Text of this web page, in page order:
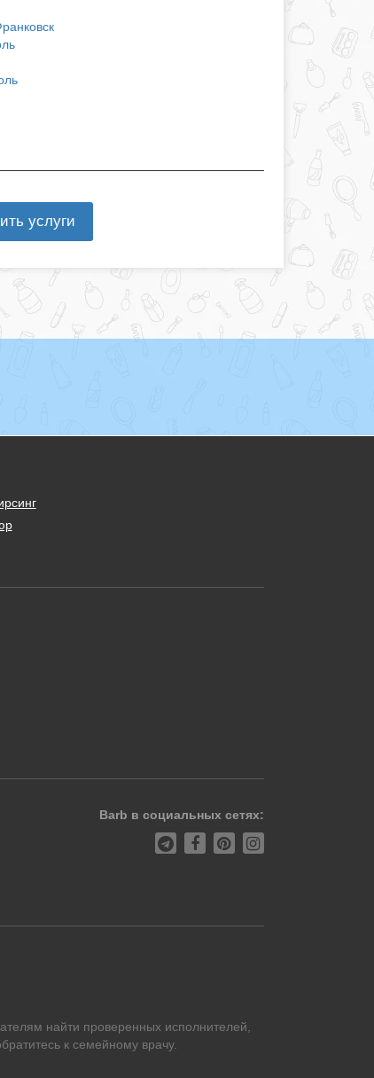
услуги
Barb в социальных сетях:
найти проверенных исполнителей,
к семейному врачу.